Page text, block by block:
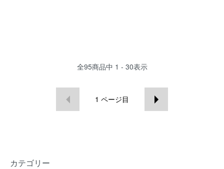
全95商品中 1 - 30表示
1 ページ目
カテゴリー